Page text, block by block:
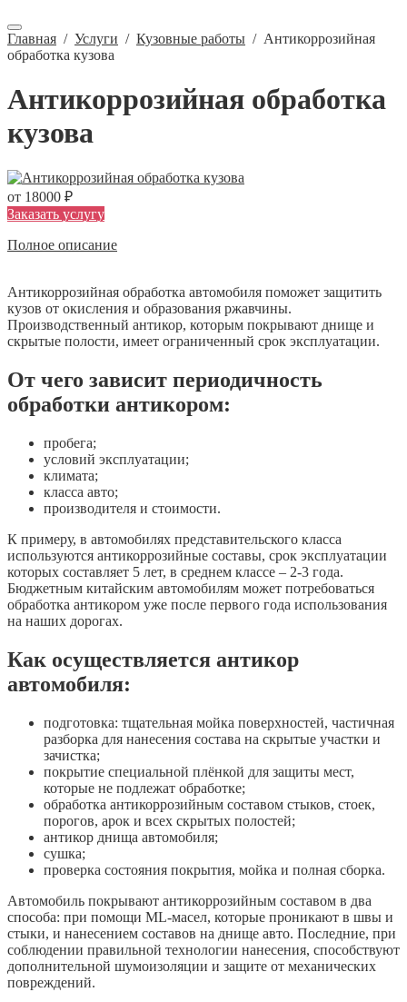
Главная / Услуги / Кузовные работы / Антикоррозийная
обработка кузова
Антикоррозийная обработка
кузова
от 18000 ₽
Заказать услугу
Полное описание
Антикоррозийная обработка автомобиля поможет защитить
кузов от окисления и образования ржавчины.
Производственный антикор, которым покрывают днище и
скрытые полости, имеет ограниченный срок эксплуатации.
От чего зависит периодичность
обработки антикором:
пробега;
условий эксплуатации;
климата;
класса авто;
производителя и стоимости.
К примеру, в автомобилях представительского класса
используются антикоррозийные составы, срок эксплуатации
которых составляет 5 лет, в среднем классе – 2-3 года.
Бюджетным китайским автомобилям может потребоваться
обработка антикором уже после первого года использования
на наших дорогах.
Как осуществляется антикор
автомобиля:
подготовка: тщательная мойка поверхностей, частичная
разборка для нанесения состава на скрытые участки и
зачистка;
покрытие специальной плёнкой для защиты мест,
которые не подлежат обработке;
обработка антикоррозийным составом стыков, стоек,
порогов, арок и всех скрытых полостей;
антикор днища автомобиля;
сушка;
проверка состояния покрытия, мойка и полная сборка.
Автомобиль покрывают антикоррозийным составом в два
способа: при помощи ML-масел, которые проникают в швы и
стыки, и нанесением составов на днище авто. Последние, при
соблюдении правильной технологии нанесения, способствуют
дополнительной шумоизоляции и защите от механических
повреждений.